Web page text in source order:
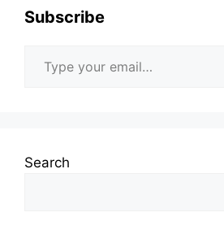
Subscribe
Search